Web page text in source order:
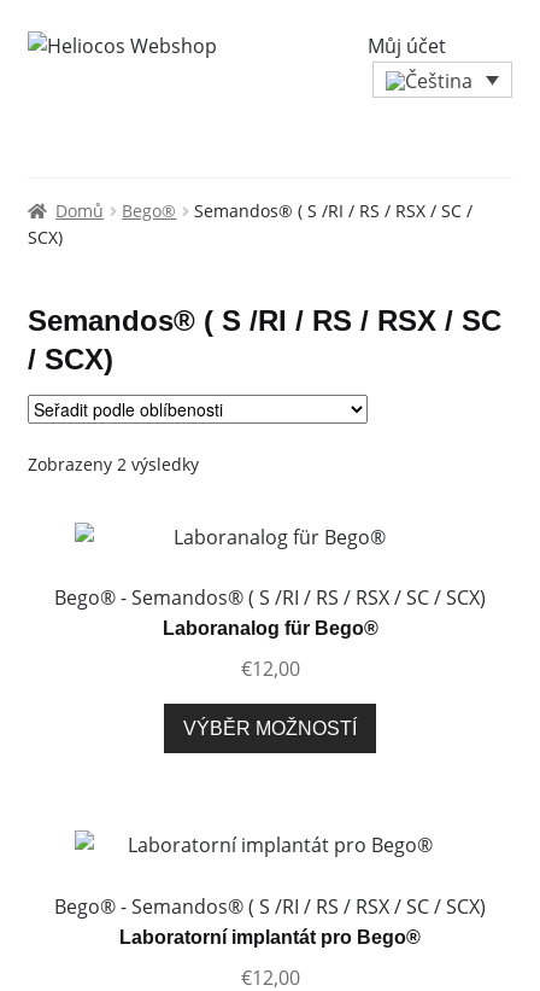
Můj účet
Domů Bego®
Semandos® ( S /RI / RS / RSX / SC /
SCX)
Semandos® ( S /RI / RS / RSX / SC
/ SCX)
Zobrazeny 2 výsledkySeřazeno
Bego® - Semandos® ( S /RI / RS / RSX / SC / SCX)
Laboranalog für Bego®
€12,00
VÝBĚR MOŽNOSTÍ
produkt
variant.
lze
vybrat
Bego® - Semandos® ( S /RI / RS / RSX / SC / SCX)
Laboratorní implantát pro Bego®
€12,00